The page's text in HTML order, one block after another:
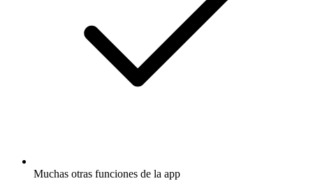
Muchas otras funciones de la app